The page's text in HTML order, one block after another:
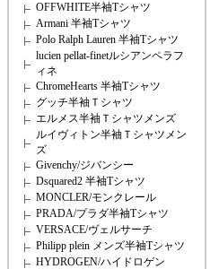
OFFWHITE半袖Tシャツ
Armani 半袖Tシャツ
Polo Ralph Lauren 半袖Tシャツ
lucien pellat-finetルシアンペラフ
ィネ
ChromeHearts 半袖Tシャツ
グッチ半袖Ｔシャツ
エルメス半袖Ｔシャツメンズ
ルイヴィトン半袖Ｔシャツメン
ズ
Givenchy/ジバンシー
Dsquared2 半袖Tシャツ
MONCLER/モンクレール
PRADA/プラダ半袖Tシャツ
VERSACE/ヴェルサーチ
Philipp plein メンズ半袖Tシャツ
HYDROGEN/ハイドロゲン